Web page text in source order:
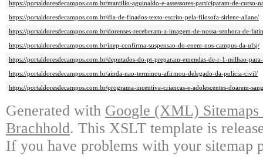
https://portaldoresdecampos.com.br/marcilio-aguinaldo-e-assessores-participaram-de-curso-
https://portaldoresdecampos.com.br/dia-de-finados-texto-escrito-pela-filosofa-sirlene-aliane/
https://portaldoresdecampos.com.br/dorenses-receberam-a-imagem-de-nossa-senhora-de-
https://portaldoresdecampos.com.br/inep-confirma-suspensao-do-enem-nos-campus-da-ufsj/
https://portaldoresdecampos.com.br/deputados-do-pt-preparam-emendas-de-r-1-milhao-
https://portaldoresdecampos.com.br/ainda-nao-terminou-afirmou-delegado-da-policia-civil/
https://portaldoresdecampos.com.br/programa-incentiva-criancas-e-adolescentes-doarem-
Generated with Google (XML)
Brachhold. This XSLT template is
If you have problems with your sitemap